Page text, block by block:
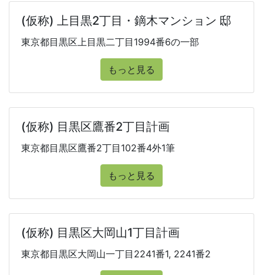
(仮称) 上目黒2丁目・鏑木マンション 邸
東京都目黒区上目黒二丁目1994番6の一部
もっと見る
(仮称) 目黒区鷹番2丁目計画
東京都目黒区鷹番2丁目102番4外1筆
もっと見る
(仮称) 目黒区大岡山1丁目計画
東京都目黒区大岡山一丁目2241番1, 2241番2